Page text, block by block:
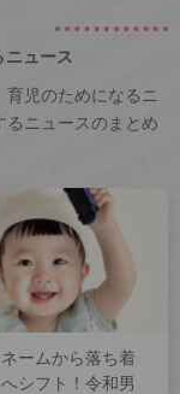
ュース
児のためになるニ
るニュースのまとめ
ームから落ち着
シフト！令和男